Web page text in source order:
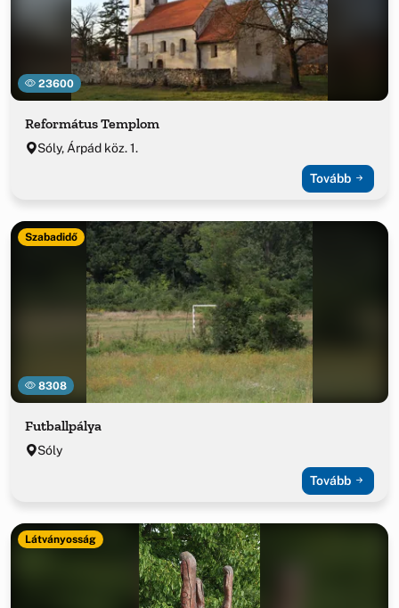
23600
Református Templom
Sóly, Árpád köz. 1.
Tovább
8308
Szabadidő
Futballpálya
Sóly
Tovább
Látványosság